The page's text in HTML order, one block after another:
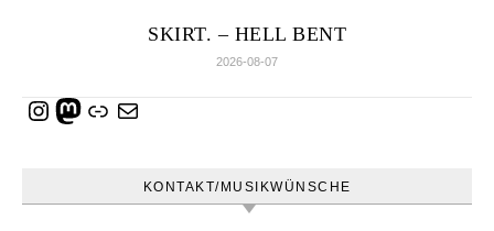
SKIRT. – HELL BENT
2026-08-07
Instagram
Mastodon
LinkE-Mail
KONTAKT/MUSIKWÜNSCHE